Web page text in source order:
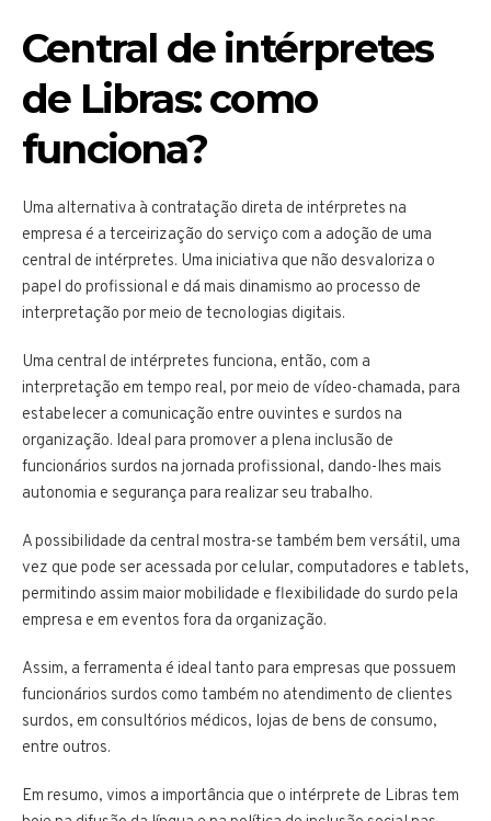
Central de intérpretes
de Libras: como
funciona?
Uma alternativa à contratação direta de intérpretes na
empresa é a terceirização do serviço com a adoção de uma
central de intérpretes. Uma iniciativa que não desvaloriza o
papel do profissional e dá mais dinamismo ao processo de
interpretação por meio de tecnologias digitais.
Uma central de intérpretes funciona, então, com a
interpretação em tempo real, por meio de vídeo-chamada, para
estabelecer a comunicação entre ouvintes e surdos na
organização. Ideal para promover a plena inclusão de
funcionários surdos na jornada profissional, dando-lhes mais
autonomia e segurança para realizar seu trabalho.
A possibilidade da central mostra-se também bem versátil, uma
vez que pode ser acessada por celular, computadores e tablets,
permitindo assim maior mobilidade e flexibilidade do surdo pela
empresa e em eventos fora da organização.
Assim, a ferramenta é ideal tanto para empresas que possuem
funcionários surdos como também no atendimento de clientes
surdos, em consultórios médicos, lojas de bens de consumo,
entre outros.
Em resumo, vimos a importância que o intérprete de Libras tem